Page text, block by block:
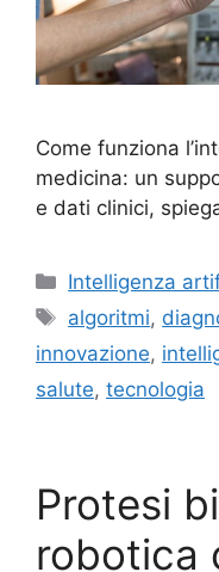
Come funziona
medicina: un
e dati clinici,
Categorie
Intelligenza
Tag
algoritmi,
innovazione,
salute, tecnologia
Protesi
robotica